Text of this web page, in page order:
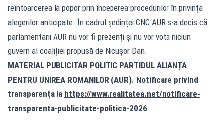
reîntoarcerea la popor prin începerea procedurilor în privința
alegerilor anticipate. În cadrul ședinței CNC AUR s-a decis că
parlamentarii AUR nu vor fi prezenți și nu vor vota niciun
guvern al coaliției propusă de Nicușor Dan.
MATERIAL PUBLICITAR POLITIC PARTIDUL ALIANȚA
PENTRU UNIREA ROMANILOR (AUR). Notificare privind
transparența la https://www.realitatea.net/notificare-
transparenta-publicitate-politica-2026